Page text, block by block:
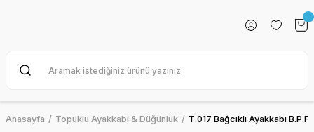
Anasayfa Topuklu Ayakkabı & Düğünlük T.017 Bağcıklı Ayakkabı